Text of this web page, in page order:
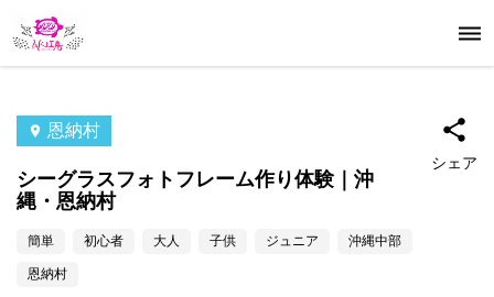
恩納村
シーグラスフォトフレーム作り体験｜沖
縄・恩納村
シェア
簡単 初心者 大人 子供 ジュニア 沖縄中部
恩納村